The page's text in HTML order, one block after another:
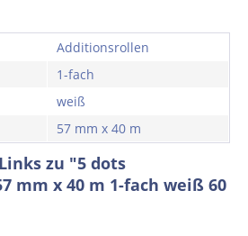
Additionsrollen
1-fach
weiß
57 mm x 40 m
zu "5 dots
mm x 40 m 1-fach weiß 60